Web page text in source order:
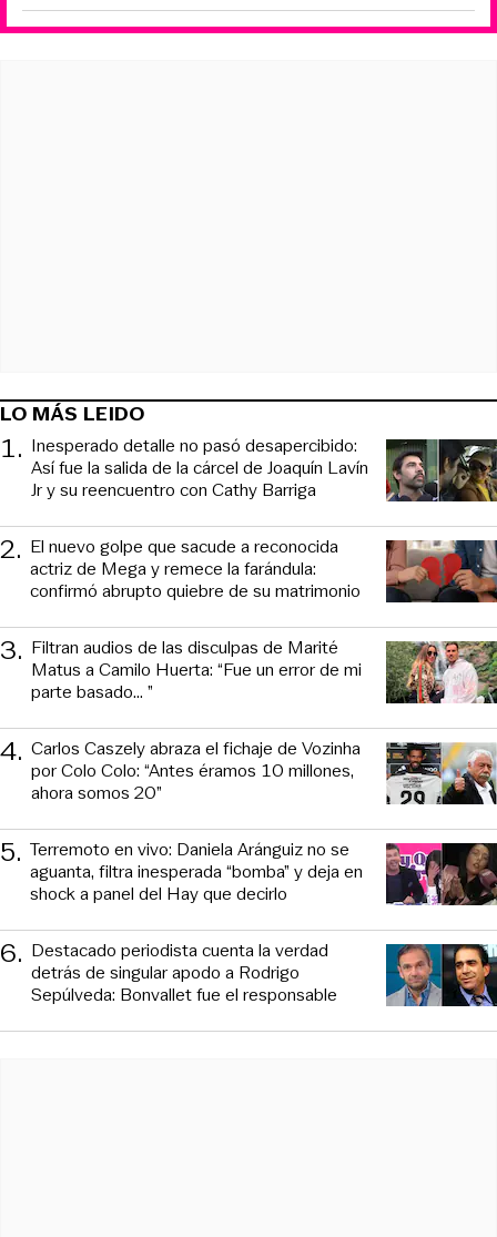
LO MÁS LEIDO
1. Inesperado detalle no pasó desapercibido:
Así fue la salida de la cárcel de Joaquín Lavín
Jr y su reencuentro con Cathy Barriga
2. El nuevo golpe que sacude a reconocida
actriz de Mega y remece la farándula:
confirmó abrupto quiebre de su matrimonio
3. Filtran audios de las disculpas de Marité
Matus a Camilo Huerta: “Fue un error de mi
parte basado... ”
4. Carlos Caszely abraza el fichaje de Vozinha
por Colo Colo: “Antes éramos 10 millones,
ahora somos 20”
5. Terremoto en vivo: Daniela Aránguiz no se
aguanta, filtra inesperada “bomba” y deja en
shock a panel del Hay que decirlo
6. Destacado periodista cuenta la verdad
detrás de singular apodo a Rodrigo
Sepúlveda: Bonvallet fue el responsable